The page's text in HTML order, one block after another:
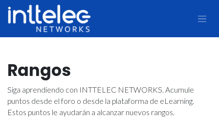
Rangos
Siga aprendiendo con INTTELEC NETWORKS. Acumule
puntos desde el foro o desde la plataforma de eLearning.
Estos puntos le ayudarán a alcanzar nuevos rangos.